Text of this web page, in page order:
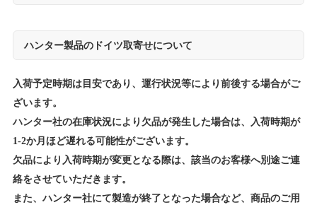
ハンター製品のドイツ取寄せについて
入荷予定時期は目安であり、運行状況等により前後する場合がご
ざいます。
ハンター社の在庫状況により欠品が発生した場合は、入荷時期が
1-2か月ほど遅れる可能性がございます。
欠品により入荷時期が変更となる際は、該当のお客様へ別途ご連
絡をさせていただきます。
また、ハンター社にて製造が終了となった場合など、商品のご用